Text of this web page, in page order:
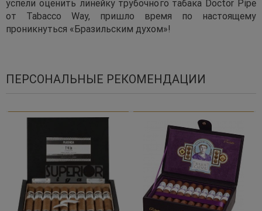
успели оценить линейку трубочного табака Doctor Pipe
от Tabacco Way, пришло время по настоящему
проникнуться «Бразильским духом»!
ПЕРСОНАЛЬНЫЕ РЕКОМЕНДАЦИИ